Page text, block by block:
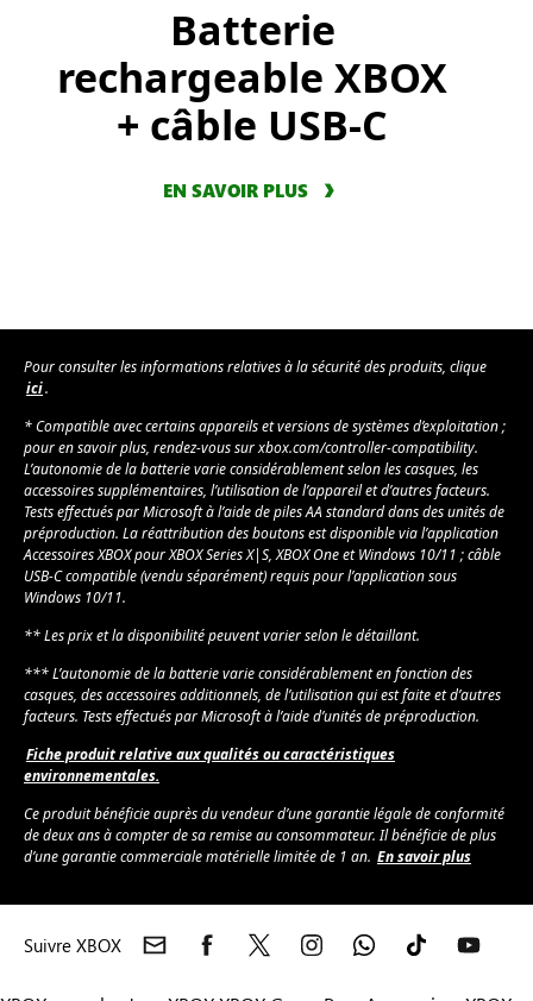
Batterie
rechargeable XBOX
+ câble USB-C
EN SAVOIR PLUS
Pour consulter les informations relatives à la sécurité des produits, clique
ici.
* Compatible avec certains appareils et versions de systèmes d’exploitation ;
pour en savoir plus, rendez-vous sur xbox.com/controller-compatibility.
L’autonomie de la batterie varie considérablement selon les casques, les
accessoires supplémentaires, l’utilisation de l’appareil et d’autres facteurs.
Tests effectués par Microsoft à l’aide de piles AA standard dans des unités de
préproduction. La réattribution des boutons est disponible via l’application
Accessoires XBOX pour XBOX Series X|S, XBOX One et Windows 10/11 ; câble
USB-C compatible (vendu séparément) requis pour l’application sous
Windows 10/11.
** Les prix et la disponibilité peuvent varier selon le détaillant.
*** L’autonomie de la batterie varie considérablement en fonction des
casques, des accessoires additionnels, de l’utilisation qui est faite et d’autres
facteurs. Tests effectués par Microsoft à l’aide d’unités de préproduction.
Fiche produit relative aux qualités ou caractéristiques
environnementales.
Ce produit bénéficie auprès du vendeur d’une garantie légale de conformité
de deux ans à compter de sa remise au consommateur. Il bénéficie de plus
d’une garantie commerciale matérielle limitée de 1 an. En savoir plus
Suivre XBOX